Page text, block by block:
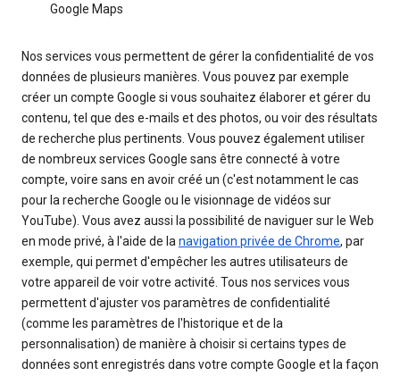
Google Maps
Nos services vous permettent de gérer la confidentialité de vos
données de plusieurs manières. Vous pouvez par exemple
créer un compte Google si vous souhaitez élaborer et gérer du
contenu, tel que des e-mails et des photos, ou voir des résultats
de recherche plus pertinents. Vous pouvez également utiliser
de nombreux services Google sans être connecté à votre
compte, voire sans en avoir créé un (c'est notamment le cas
pour la recherche Google ou le visionnage de vidéos sur
YouTube). Vous avez aussi la possibilité de naviguer sur le Web
en mode privé, à l'aide de la navigation privée de Chrome, par
exemple, qui permet d'empêcher les autres utilisateurs de
votre appareil de voir votre activité. Tous nos services vous
permettent d'ajuster vos paramètres de confidentialité
(comme les paramètres de l'historique et de la
personnalisation) de manière à choisir si certains types de
données sont enregistrés dans votre compte Google et la façon